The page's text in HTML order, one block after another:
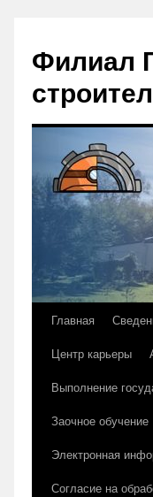
Филиал
Перейти
содержимому
Главная
Центр карьеры
Выполнение
Заочное обучение
Электронная
Согласие на